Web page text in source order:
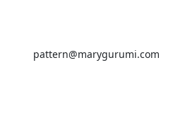
pattern@marygurumi.com